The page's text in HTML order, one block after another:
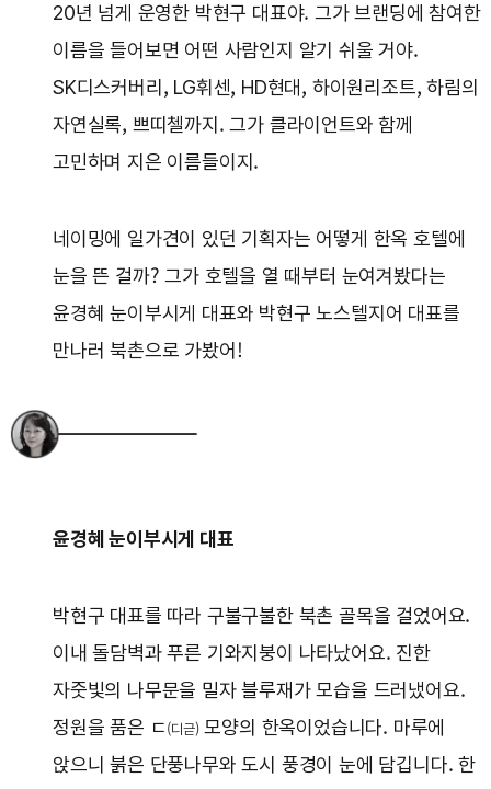
20년 넘게 운영한 박현구 대표야. 그가 브랜딩에 참여한
이름을 들어보면 어떤 사람인지 알기 쉬울 거야.
SK디스커버리, LG휘센, HD현대, 하이원리조트, 하림의
자연실록, 쁘띠첼까지. 그가 클라이언트와 함께
고민하며 지은 이름들이지.
네이밍에 일가견이 있던 기획자는 어떻게 한옥 호텔에
눈을 뜬 걸까? 그가 호텔을 열 때부터 눈여겨봤다는
윤경혜 눈이부시게 대표와 박현구 노스텔지어 대표를
만나러 북촌으로 가봤어!
윤경혜 눈이부시게 대표
박현구 대표를 따라 구불구불한 북촌 골목을 걸었어요.
이내 돌담벽과 푸른 기와지붕이 나타났어요. 진한
자줏빛의 나무문을 밀자 블루재가 모습을 드러냈어요.
정원을 품은 ㄷ (디귿)모양의 한옥이었습니다. 마루에
앉으니 붉은 단풍나무와 도시 풍경이 눈에 담깁니다. 한